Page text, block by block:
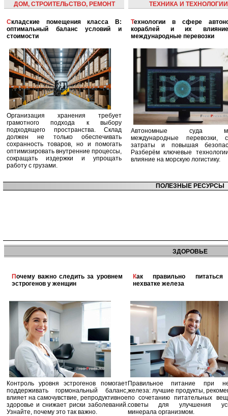
ДОМ, СТРОИТЕЛЬСТВО, РЕМОНТ
Складские помещения класса B:
оптимальный баланс условий и
стоимости
Организация хранения требует
грамотного подхода к выбору
подходящего пространства. Склад
должен не только обеспечивать
сохранность товаров, но и помогать
оптимизировать внутренние процессы,
сокращать издержки и упрощать
работу с грузами.
ТЕХНИКА И ТЕХНОЛОГИИ
Технологии в сфере автономных
кораблей и их
международные перевозки
Автономные суда
международные перевозки,
затраты и повышая
Разберём ключевые
влияние на морскую логистику.
ПОЛЕЗНЫЕ РЕСУРСЫ
ЗДОРОВЬЕ
Почему важно следить за уровнем
эстрогенов у женщин
Контроль уровня эстрогенов помогает
поддерживать гормональный баланс,
влияет на самочувствие, репродуктивное
здоровье и снижает риски заболеваний.
Узнайте, почему это так важно.
Как правильно питаться при
нехватке железа
Правильное питание при
железа: лучшие продукты,
по сочетанию питательных
советы для улучшения
минерала организмом.